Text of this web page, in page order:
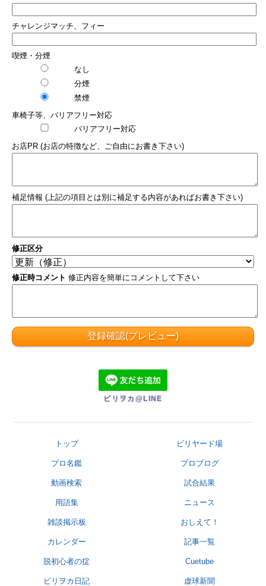
チャレンジマッチ、フィー
喫煙・分煙
なし
分煙
禁煙
車椅子等、バリアフリー対応
バリアフリー対応
お店PR (お店の特徴など、ご自由にお書き下さい)
補足情報 (上記の項目とは別に補足する内容があればお書き下さい)
修正区分
修正時コメント 修正内容を簡単にコメントして下さい
ビリヲカ@LINE
トップ ビリヤード場
プロ名鑑 プロブログ
動画検索 試合結果
用語集 ニュース
雑談掲示板 おしえて！
カレンダー 記事一覧
脱初心者の掟 Cuetube
ビリヲカ日記 虚球新聞